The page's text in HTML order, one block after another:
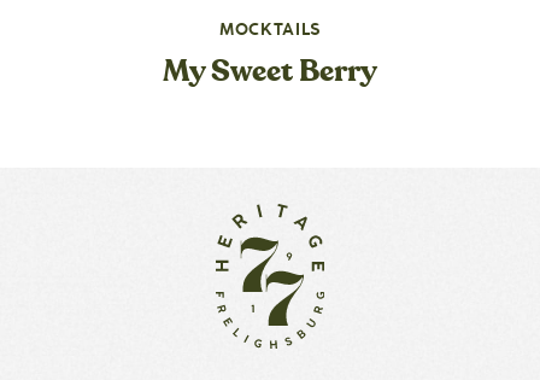
MOCKTAILS
My Sweet Berry